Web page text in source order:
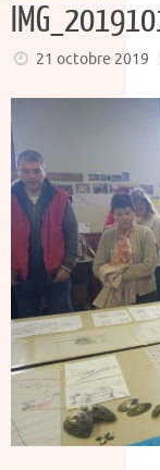
21 octobre 2019